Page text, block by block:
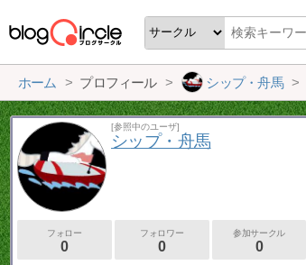
ホーム プロフィール シップ・舟馬
[参照中のユーザ]
シップ・舟馬
フォロー
0
フォロワー
0
参加サークル
0